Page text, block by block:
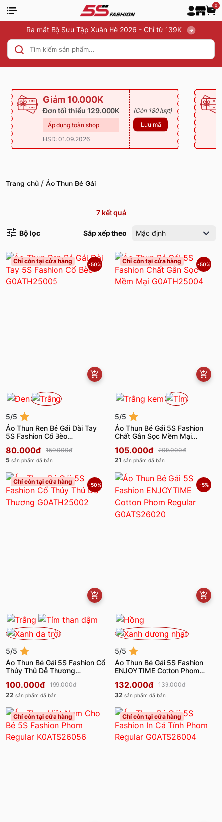
0
Ra mắt Bộ Sưu Tập Xuân Hè 2026 - Chỉ từ 139K
Giảm 10.000K
Đơn tối thiểu 129.000K
Áp dụng toàn shop
HSD: 01.09.2026
(Còn 180 lượt)
Lưu mã
Trang chủ / Áo Thun Bé Gái
7kết quả
Bộ lọc Sắp xếp theo Mặc định
Chỉ còn tại cửa hàng -50%
5/5
Áo Thun Ren Bé Gái Dài Tay
5S Fashion Cổ Bèo
80.000đ
159.000đ
5 sản phẩm đã bán
Chỉ còn tại cửa hàng -50%
5/5
Áo Thun Bé Gái 5S Fashion
Chất Gân Sọc Mềm Mại
105.000đ
209.000đ
21 sản phẩm đã bán
Chỉ còn tại cửa hàng -50%
5/5
Áo Thun Bé Gái 5S Fashion Cổ
Thủy Thủ Dễ Thương
100.000đ
199.000đ
22 sản phẩm đã bán
-5%
5/5
Áo Thun Bé Gái 5S Fashion
ENJOYTIME Cotton Phom
132.000đ
139.000đ
32 sản phẩm đã bán
Chỉ còn tại cửa hàng Chỉ còn tại cửa hàng